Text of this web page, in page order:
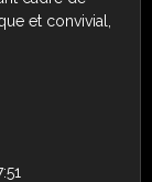
et convivial,